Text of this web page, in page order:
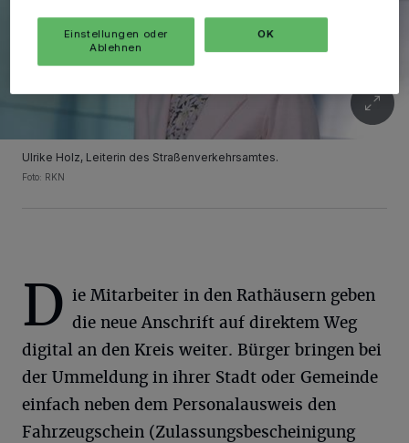
Ulrike Holz, Leiterin des Straßenverkehrsamtes.
Foto: RKN
D ie Mitarbeiter in den Rathäusern geben
die neue Anschrift auf direktem Weg
digital an den Kreis weiter. Bürger bringen bei
der Ummeldung in ihrer Stadt oder Gemeinde
einfach neben dem Personalausweis den
Fahrzeugschein (Zulassungsbescheinigung
Einstellungen oder
Ablehnen
OK